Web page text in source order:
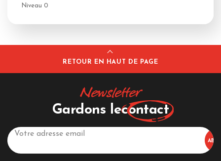
Niveau 0
RETOUR EN HAUT DE PAGE
Newsletter
Gardons lecontact